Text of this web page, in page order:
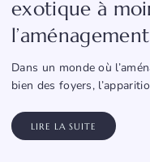
exotique à
Dans un monde où
bien des foyers,
LIRE LA SUITE